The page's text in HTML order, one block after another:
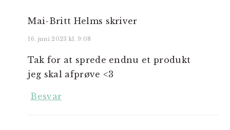
Mai-Britt Helms skriver
16. juni 2023 kl. 9:08
Tak for at sprede endnu et produkt
jeg skal afprøve <3
Besvar